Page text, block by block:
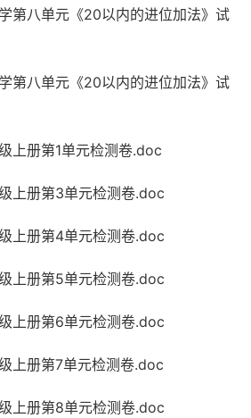
第八单元《20以内的进位加法》试
第八单元《20以内的进位加法》试
上册第1单元检测卷.doc
上册第3单元检测卷.doc
上册第4单元检测卷.doc
上册第5单元检测卷.doc
上册第6单元检测卷.doc
上册第7单元检测卷.doc
上册第8单元检测卷.doc